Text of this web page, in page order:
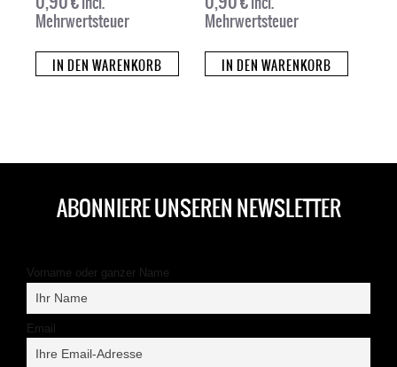
Mehrwertsteuer
IN DEN WARENKORB
Mehrwertsteuer
IN DEN WARENKORB
ABONNIERE UNSEREN NEWSLETTER
Vorname oder ganzer Name
Email